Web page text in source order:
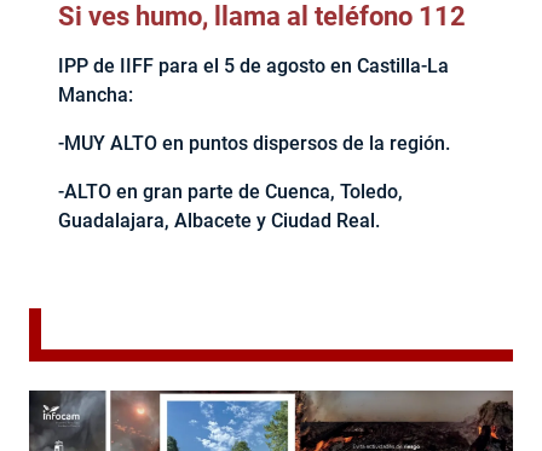
Si ves humo, llama al teléfono 112
IPP de IIFF para el 5 de agosto en Castilla-La
Mancha:
-MUY ALTO en puntos dispersos de la región.
-ALTO en gran parte de Cuenca, Toledo,
Guadalajara, Albacete y Ciudad Real.